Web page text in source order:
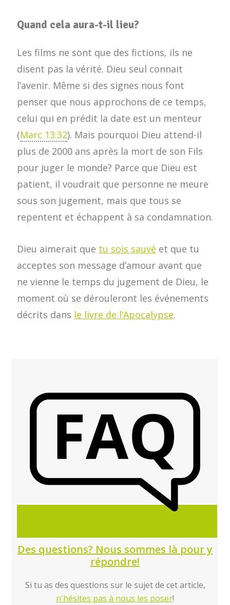
Quand cela aura-t-il lieu?
Les films ne sont que des fictions, ils ne
disent pas la vérité. Dieu seul connait
l’avenir. Même si des signes nous font
penser que nous approchons de ce temps,
celui qui en prédit la date est un menteur
(Marc 13:32). Mais pourquoi Dieu attend-il
plus de 2000 ans après la mort de son Fils
pour juger le monde? Parce que Dieu est
patient, il voudrait que personne ne meure
sous son jugement, mais que tous se
repentent et échappent à sa condamnation.
Dieu aimerait que tu sois sauvé et que tu
acceptes son message d’amour avant que
ne vienne le temps du jugement de Dieu, le
moment où se dérouleront les événements
décrits dans le livre de l’Apocalypse.
Des questions? Nous sommes là pour y
répondre!
Si tu as des questions sur le sujet de cet article,
n'hésites pas à nous les poser!